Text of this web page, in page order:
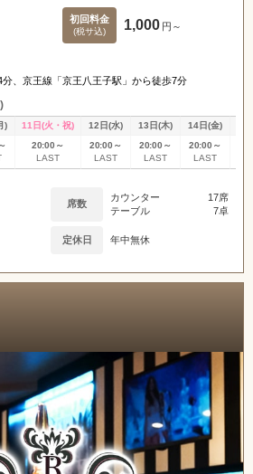
初回料金
(税サ込) 1,000 円～
、京王線「京王八王子駅」から徒歩7分
) 11日(火・祝) 12日(水) 13日(木) 14日(金)
20:00～
LAST
20:00～
LAST
20:00～
LAST
20:00～
LAST
席数
カウンター
17席
テーブル
7卓
定休日 年中無休